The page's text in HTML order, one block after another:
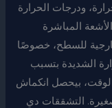
ودرجات الحرارة
درجة مئوية. الأشعة المباشرة
للسطح، خصوصًا
الشديدة بتسبب
بيحصل انكماش
التشققات دي